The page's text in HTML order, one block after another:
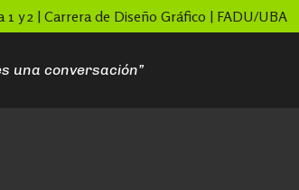
y 2 | Carrera de Diseño Gráfico | FADU/UBA
una conversación”